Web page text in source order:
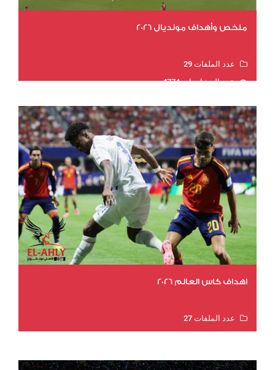
ملخص وأهداف مونديال 2026
عدد الملفات 29
عدد المشاهدات 4774
اهداف كاس العالم 2026
عدد الملفات 27